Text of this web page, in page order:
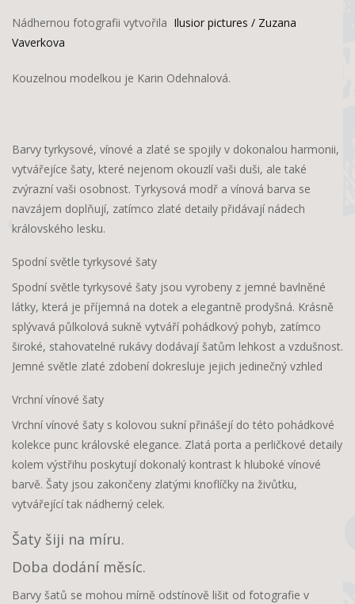
Nádhernou fotografii vytvořila Ilusior pictures / Zuzana
Vaverkova
Kouzelnou modelkou je Karin Odehnalová.
Barvy tyrkysové, vínové a zlaté se spojily v dokonalou harmonii,
vytvářejíce šaty, které nejenom okouzlí vaši duši, ale také
zvýrazní vaši osobnost. Tyrkysová modř a vínová barva se
navzájem doplňují, zatímco zlaté detaily přidávají nádech
královského lesku.
Spodní světle tyrkysové šaty
Spodní světle tyrkysové šaty jsou vyrobeny z jemné bavlněné
látky, která je příjemná na dotek a elegantně prodyšná. Krásně
splývavá půlkolová sukně vytváří pohádkový pohyb, zatímco
široké, stahovatelné rukávy dodávají šatům lehkost a vzdušnost.
Jemné světle zlaté zdobení dokresluje jejich jedinečný vzhled
Vrchní vínové šaty
Vrchní vínové šaty s kolovou sukní přinášejí do této pohádkové
kolekce punc královské elegance. Zlatá porta a perličkové detaily
kolem výstřihu poskytují dokonalý kontrast k hluboké vínové
barvě. Šaty jsou zakončeny zlatými knoflíčky na živůtku,
vytvářející tak nádherný celek.
Šaty šiji na míru.
Doba dodání měsíc.
Barvy šatů se mohou mírně odstínově lišit od fotografie v